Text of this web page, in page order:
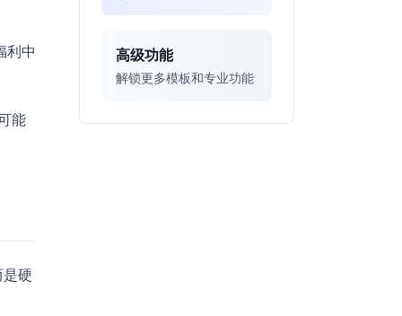
利中
能
硬
高级功能
解锁更多模板和专业功能